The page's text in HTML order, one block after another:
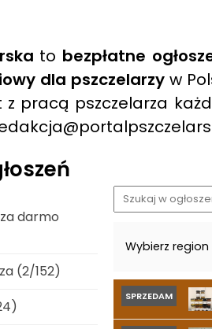
to bezpłatne
dla pszczelarzy w
z pracą pszczelarza
Wybierz region
SPRZEDAM
darmo
(2/152)